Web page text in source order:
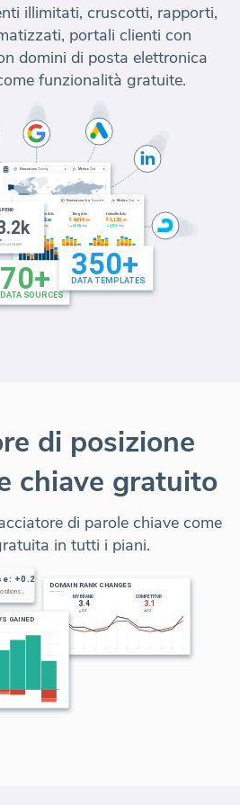
illimitati, cruscotti, rapporti,
portali clienti con
domini di posta elettronica
funzionalità gratuite.
di posizione
chiave gratuito
di parole chiave come
in tutti i piani.